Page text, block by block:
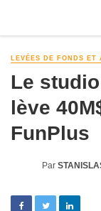
LEVÉES DE FONDS ET
Le
lève
FunPlus
Par